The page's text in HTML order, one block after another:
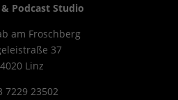
Podcast Studio
am Froschberg
37
4020 Linz
7229 23502